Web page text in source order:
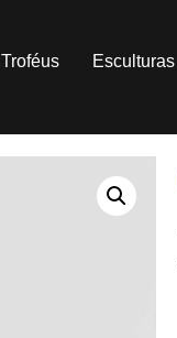
Troféus Esculturas